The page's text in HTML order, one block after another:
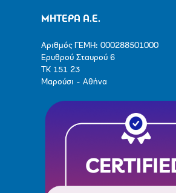
ΜΗΤΕΡΑ Α.Ε.
Αριθμός ΓΕΜΗ: 000288501000
Ερυθρού Σταυρού 6
ΤΚ 151 23
Μαρούσι - Αθήνα